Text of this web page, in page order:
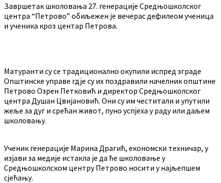
Завршетак школовања 27. генерације Средњошколског
центра “Петрово” обиљежен је вечерас дефилеом ученица
и ученика кроз центар Петрова.
Матуранти су се традиционално окупили испред зграде
Општинске управе гдје су их поздравили начелник општине
Петрово Озрен Петковић и директор Средњошколског
центра Душан Цвијановић. Они су им честитали и упутили
жеље за дуг и срећан живот, пуно успјеха у раду или даљем
школовању.
Ученик генерације Марина Драгић, економски техничар, у
изјави за медије истакла је да ће школовање у
Средњошколском центру Петрово носити у најљепшем
сјећању.